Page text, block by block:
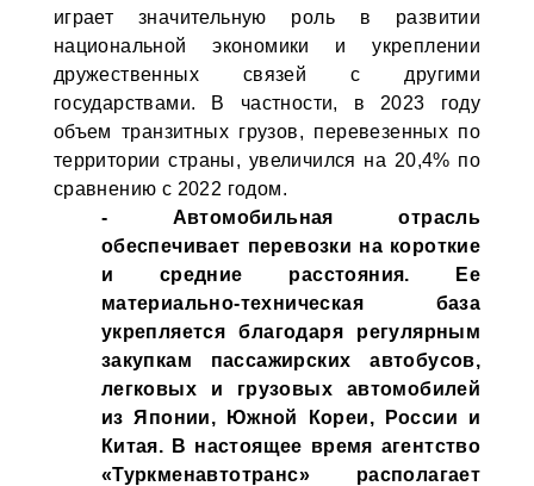
играет значительную роль в развитии
национальной экономики и укреплении
дружественных связей с другими
государствами. В частности, в 2023 году
объем транзитных грузов, перевезенных по
территории страны, увеличился на 20,4% по
сравнению с 2022 годом.
- Автомобильная отрасль
обеспечивает перевозки на короткие
и средние расстояния. Ее
материально-техническая база
укрепляется благодаря регулярным
закупкам пассажирских автобусов,
легковых и грузовых автомобилей
из Японии, Южной Кореи, России и
Китая. В настоящее время агентство
«Туркменавтотранс» располагает